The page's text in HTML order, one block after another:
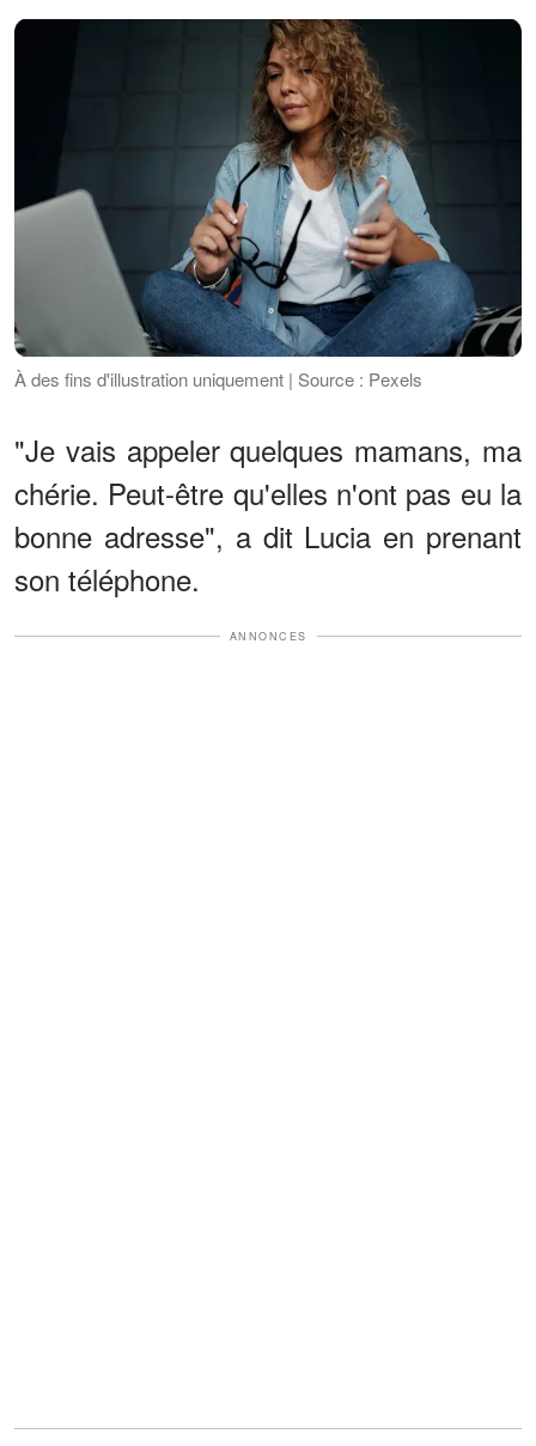
À des fins d'illustration uniquement | Source : Pexels
"Je vais appeler quelques mamans, ma
chérie. Peut-être qu'elles n'ont pas eu la
bonne adresse", a dit Lucia en prenant
son téléphone.
ANNONCES